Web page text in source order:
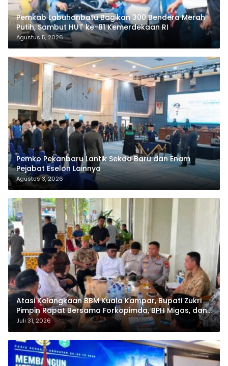
Pemkab Labuhanbatu Bagikan 300 Bendera Merah
Putih, Sambut HUT ke-81 Kemerdekaan RI
Agustus 5, 2026
Pemko Pekanbaru Lantik Sekda Baru dan Enam
Pejabat Eselon Lainnya
Agustus 3, 2026
Atasi Kelangkaan BBM Kuala Kampar, Bupati Zukri
Pimpin Rapat Bersama Forkopimda, BPH Migas, dan
Pertamina
Juli 31, 2026